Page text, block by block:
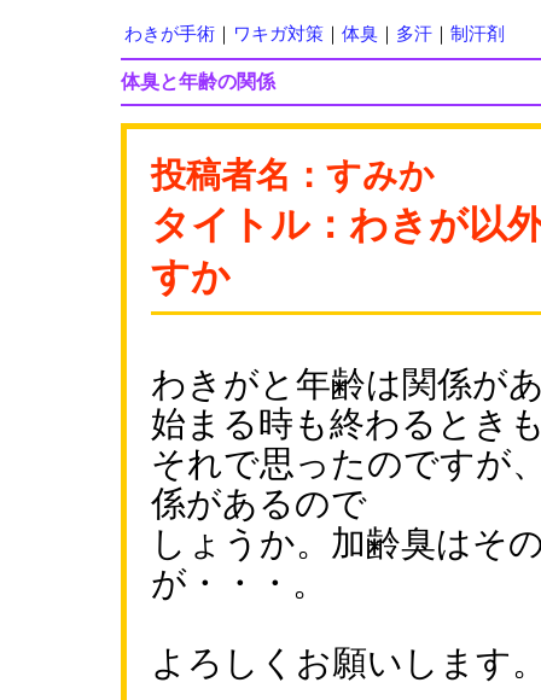
わきが手術 ワキガ対策 体臭 多汗 制汗剤
体臭と年齢の関係
投稿者名：すみか
タイトル：わきが以
すか
わきがと年齢は関係が
始まる時も終わるとき
それで思ったのですが
係があるので
しょうか。加齢臭はそ
が・・・。
よろしくお願いします